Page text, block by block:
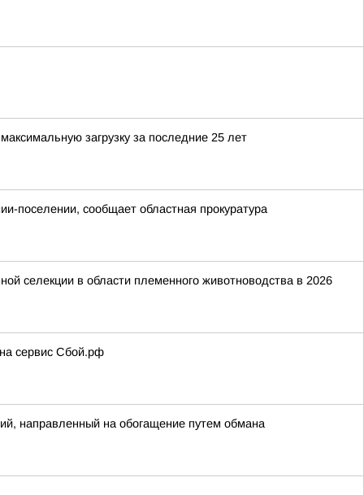
загрузку за последние 25 лет
поселении, сообщает областная прокуратура
селекции в области племенного животноводства в 2026
сервис Сбой.рф
направленный на обогащение путем обмана